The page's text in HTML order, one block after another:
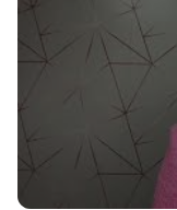
conteúdo possui o
aprendam o
cuidados
emitir seu
atuar, com